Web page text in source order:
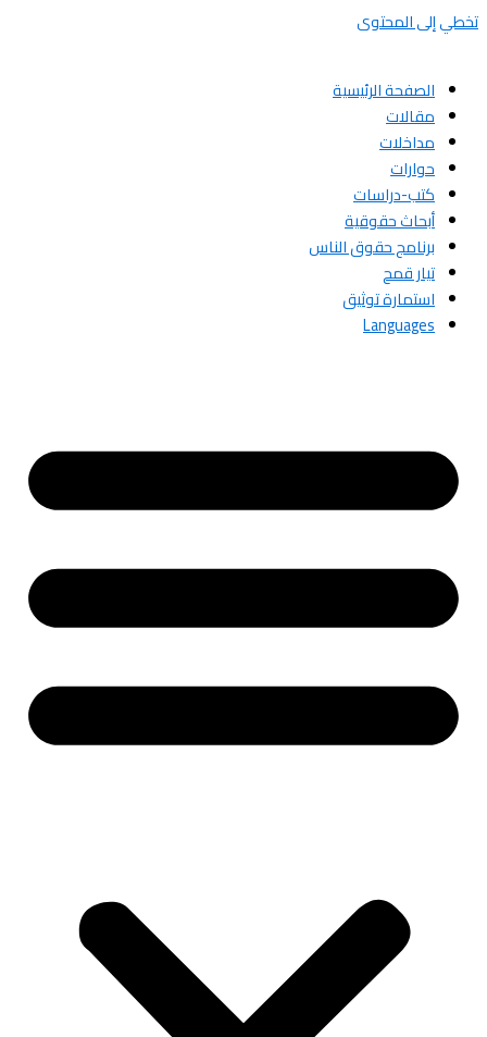
تخطي إلى المحتوى
الصفحة الرئيسية
مقالات
مداخلات
حوارات
كتب-دراسات
أبحاث حقوقية
برنامج حقوق الناس
تيار قمح
استمارة توثيق
Languages